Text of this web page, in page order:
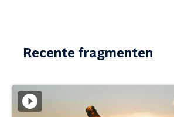
Recente fragmenten